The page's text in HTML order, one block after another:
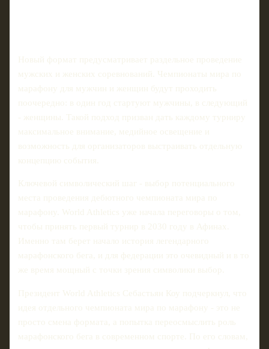
Новый формат предусматривает раздельное проведение
мужских и женских соревнований. Чемпионаты мира по
марафону для мужчин и женщин будут проходить
поочередно: в один год стартуют мужчины, в следующий
- женщины. Такой подход призван дать каждому турниру
максимальное внимание, медийное освещение и
возможность для организаторов выстраивать отдельную
концепцию события.
Ключевой символический шаг - выбор потенциального
места проведения дебютного чемпионата мира по
марафону. World Athletics уже начала переговоры о том,
чтобы принять первый турнир в 2030 году в Афинах.
Именно там берет начало история легендарного
марафонского бега, и для федерации это очевидный и в то
же время мощный с точки зрения символики выбор.
Президент World Athletics Себастьян Коу подчеркнул, что
идея отдельного чемпионата мира по марафону - это не
просто смена формата, а попытка переосмыслить роль
марафонского бега в современном спорте. По его словам,